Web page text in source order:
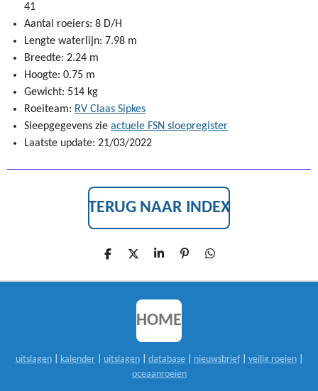
41
Aantal roeiers: 8 D/H
Lengte waterlijn: 7.98 m
Breedte: 2.24 m
Hoogte: 0.75 m
Gewicht: 514 kg
Roeiteam: RV Claas Sipkes
Sleepgegevens zie actuele FSN sloepregister
Laatste update: 21/03/2022
TERUG NAAR INDEX
D
L
D
E
S
A
E
P
N
D
L
HOME
uitslagen| kalender| uitslagen| database| nieuwsbrief| veilig roeien|
oceaanroeien